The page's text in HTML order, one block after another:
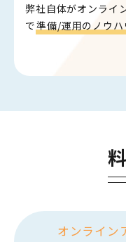
弊社自体がオンライ
で準備/運用のノウハ
オンライン